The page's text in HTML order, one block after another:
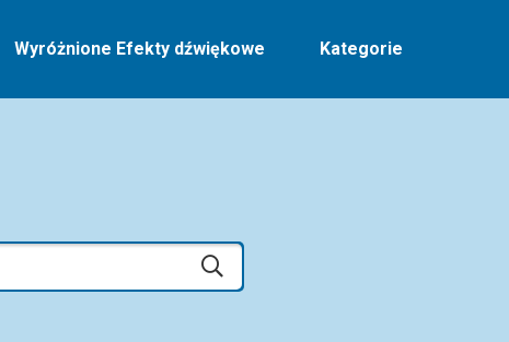
Wyróżnione Efekty dźwiękowe Kategorie